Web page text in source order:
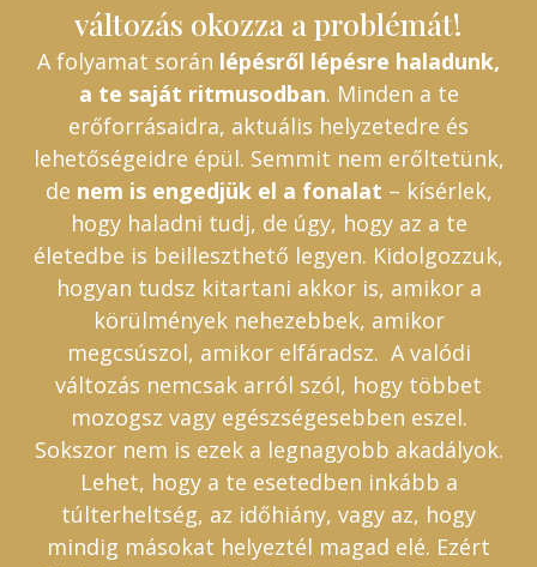
változás okozza a problémát!
A folyamat során lépésről lépésre haladunk,
a te saját ritmusodban. Minden a te
erőforrásaidra, aktuális helyzetedre és
lehetőségeidre épül. Semmit nem erőltetünk,
de nem is engedjük el a fonalat – kísérlek,
hogy haladni tudj, de úgy, hogy az a te
életedbe is beilleszthető legyen. Kidolgozzuk,
hogyan tudsz kitartani akkor is, amikor a
körülmények nehezebbek, amikor
megcsúszol, amikor elfáradsz. A valódi
változás nemcsak arról szól, hogy többet
mozogsz vagy egészségesebben eszel.
Sokszor nem is ezek a legnagyobb akadályok.
Lehet, hogy a te esetedben inkább a
túlterheltség, az időhiány, vagy az, hogy
mindig másokat helyeztél magad elé. Ezért